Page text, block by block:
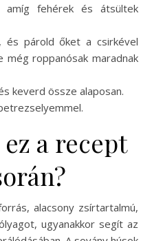
amíg fehérek és átsültek
és párold őket a csirkével
még roppanósak maradnak
keverd össze alaposan.
a recept
alacsony zsírtartalmú,
ugyanakkor segít az